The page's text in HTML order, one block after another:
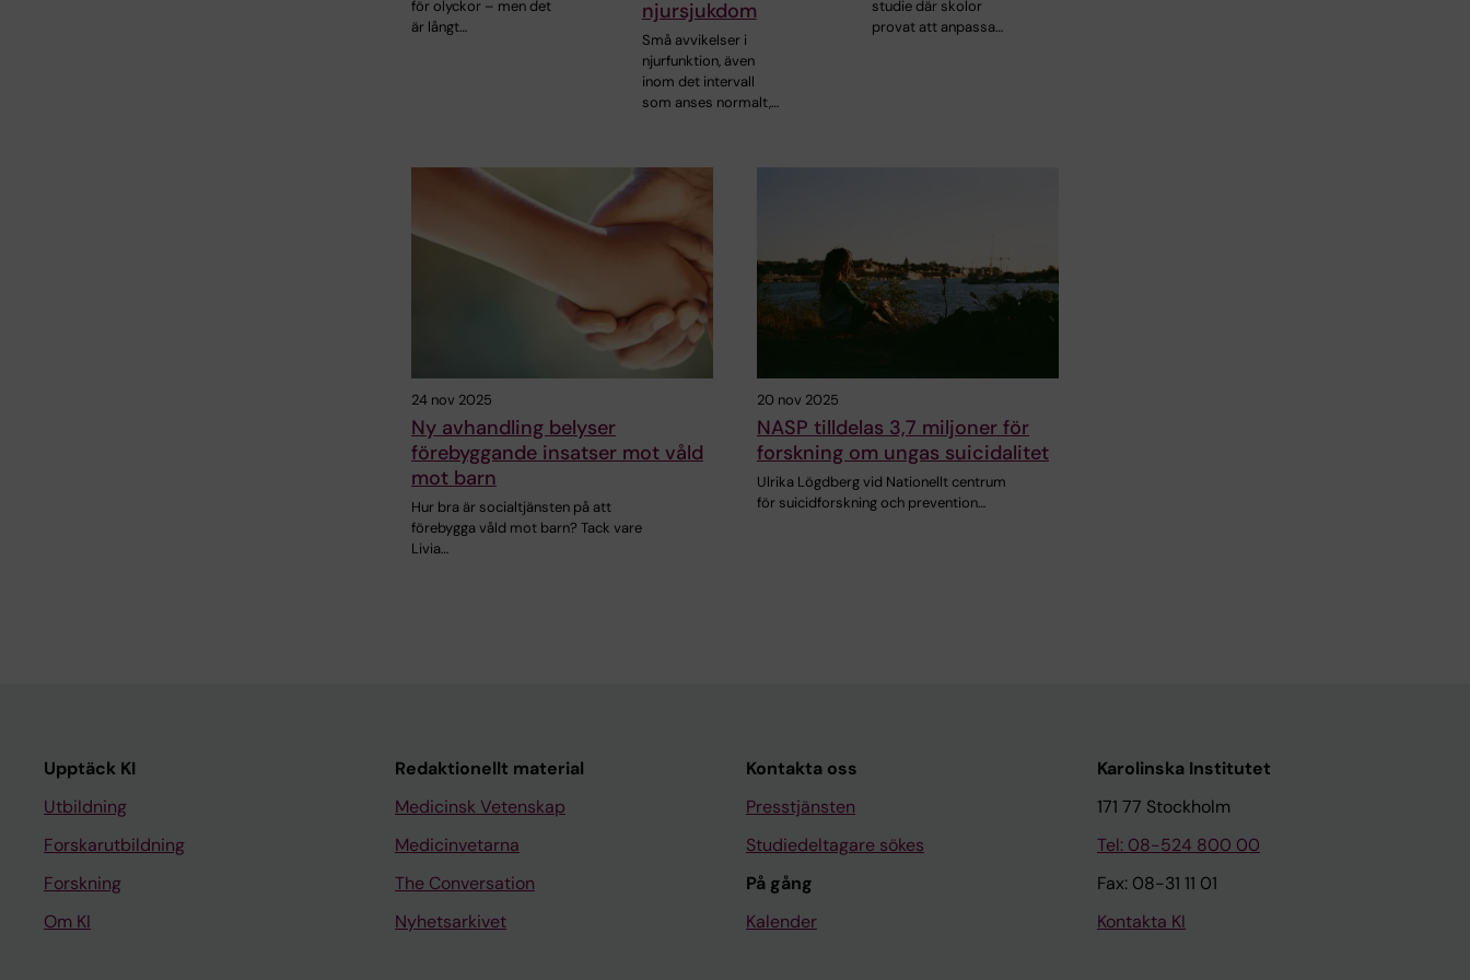
för olyckor – men det
är långt…
njursjukdom
Små avvikelser i
njurfunktion, även
inom det intervall
som anses normalt,…
studie där skolor
provat att anpassa…
24 nov 2025
Ny avhandling belyser
förebyggande insatser mot våld
mot barn
Hur bra är socialtjänsten på att
förebygga våld mot barn? Tack vare
Livia…
20 nov 2025
NASP tilldelas 3,7 miljoner för
forskning om ungas suicidalitet
Ulrika Lögdberg vid Nationellt centrum
för suicidforskning och prevention…
Upptäck KI
Utbildning
Forskarutbildning
Forskning
Om KI
Redaktionellt material
Medicinsk Vetenskap
Medicinvetarna
The Conversation
Nyhetsarkivet
Kontakta oss
Presstjänsten
Studiedeltagare sökes
På gång
Kalender
Karolinska Institutet
171 77 Stockholm
Tel: 08-524 800 00
Fax: 08-31 11 01
Kontakta KI